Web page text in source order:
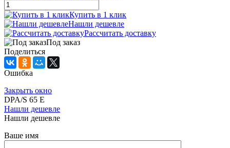
Купить в 1 клик
Нашли дешевле
Рассчитать доставку
Под заказ
Поделиться
Ошибка
Закрыть окно
DPA/S 65 E
Нашли дешевле
Нашли дешевле
Ваше имя